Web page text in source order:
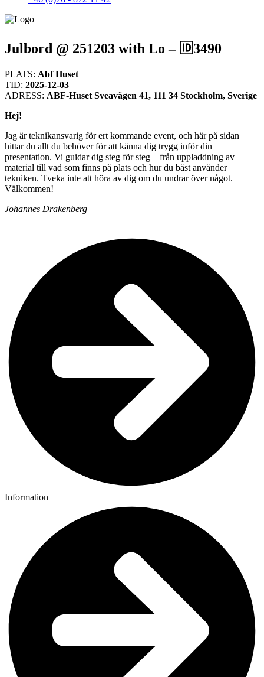
Julbord @ 251203 with Lo – 🆔3490
PLATS: Abf Huset
TID: 2025-12-03
ADRESS: ABF-Huset Sveavägen 41, 111 34 Stockholm, Sverige
Hej!
Jag är teknikansvarig för ert kommande event, och här på sidan
hittar du allt du behöver för att känna dig trygg inför din
presentation. Vi guidar dig steg för steg – från uppladdning av
material till vad som finns på plats och hur du bäst använder
tekniken. Tveka inte att höra av dig om du undrar över något.
Välkommen!
Johannes Drakenberg
Information